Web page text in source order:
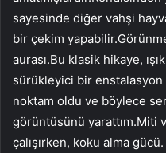
sayesinde diğer vahşi
bir çekim
aurası.Bu klasik hikaye,
sürükleyici bir enstalasyon
noktam oldu ve böylece
görüntüsünü yarattım.Miti
çalışırken, koku alma